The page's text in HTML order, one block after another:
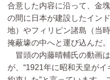
合意した内容に沿って、金
の間に日本が建設したイン
地）やフィリピン諸島（当
掩蔽壕の中へと運び込んだ。
冒頭の内藤晴輔氏の動画
が、“1921年に昭和天皇が